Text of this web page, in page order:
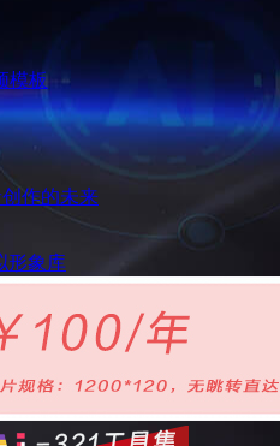
模板
作的未来
形象库